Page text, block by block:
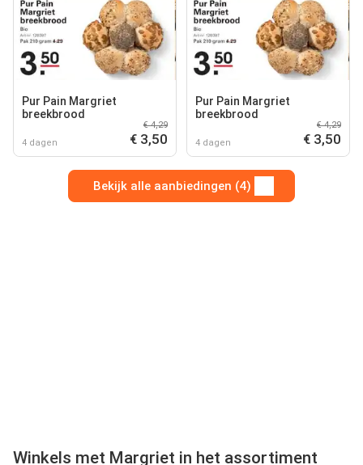
Pur Pain Margriet
breekbrood
4 dagen
€ 4,29
€ 3,50
Pur Pain Margriet
breekbrood
4 dagen
€ 4,29
€ 3,50
Bekijk alle aanbiedingen (4)
Winkels met Margriet in het assortiment